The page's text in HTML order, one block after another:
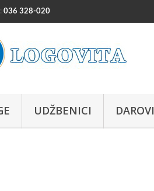
036 328-020
UDŽBENICI DAROVI